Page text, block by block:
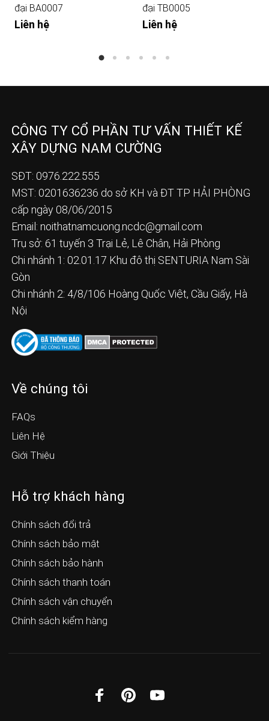
đại BA0007
Liên hệ
đại TB0005
Liên hệ
CÔNG TY CỔ PHẦN TƯ VẤN THIẾT KẾ
XÂY DỰNG NAM CƯỜNG
SĐT: 0976.222.555
MST: 0201636236 do sở KH và ĐT TP HẢI PHÒNG
cấp ngày 08/06/2015
Email: noithatnamcuong.ncdc@gmail.com
Trụ sở: 61 tuyến 3 Trại Lẻ, Lê Chân, Hải Phòng
Chi nhánh 1: 02.01.17 Khu đô thị SENTURIA Nam Sài
Gòn
Chi nhánh 2: 4/8/106 Hoàng Quốc Việt, Cầu Giấy, Hà
Nội
Về chúng tôi
FAQs
Liên Hệ
Giới Thiệu
Hỗ trợ khách hàng
Chính sách đổi trả
Chính sách bảo mật
Chính sách bảo hành
Chính sách thanh toán
Chính sách vận chuyển
Chính sách kiểm hàng